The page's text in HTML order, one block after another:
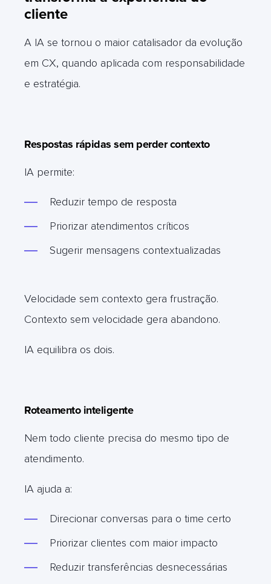
cliente
A IA se tornou o maior catalisador da evolução
em CX, quando aplicada com responsabilidade
e estratégia.
Respostas rápidas sem perder contexto
IA permite:
Reduzir tempo de resposta
Priorizar atendimentos críticos
Sugerir mensagens contextualizadas
Velocidade sem contexto gera frustração.
Contexto sem velocidade gera abandono.
IA equilibra os dois.
Roteamento inteligente
Nem todo cliente precisa do mesmo tipo de
atendimento.
IA ajuda a:
Direcionar conversas para o time certo
Priorizar clientes com maior impacto
Reduzir transferências desnecessárias